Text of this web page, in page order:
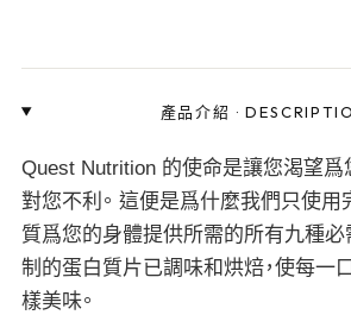
產品介紹 ·
Quest Nutrition 的使命是讓您渴望
對您不利。 這便是爲什麼我們只使用
質爲您的身體提供所需的所有九種必
制的蛋白質片已調味和烘焙，使每一
樣美味。